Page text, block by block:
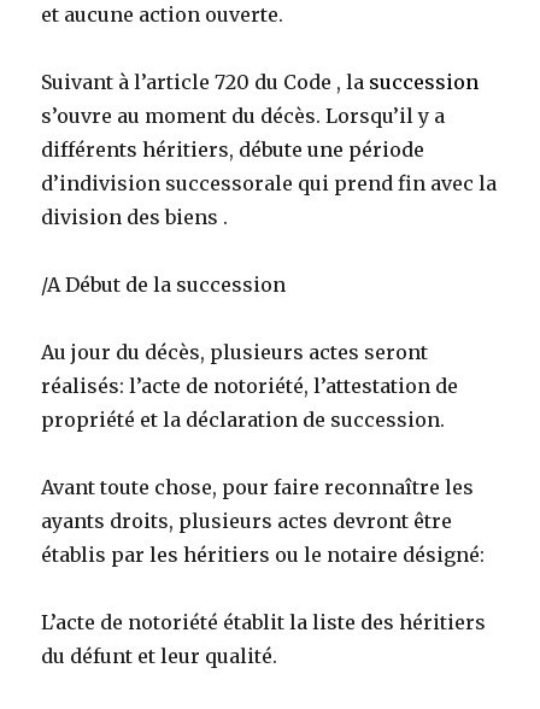
et aucune action ouverte.
Suivant à l’article 720 du Code , la succession
s’ouvre au moment du décès. Lorsqu’il y a
différents héritiers, débute une période
d’indivision successorale qui prend fin avec la
division des biens .
/A Début de la succession
Au jour du décès, plusieurs actes seront
réalisés: l’acte de notoriété, l’attestation de
propriété et la déclaration de succession.
Avant toute chose, pour faire reconnaître les
ayants droits, plusieurs actes devront être
établis par les héritiers ou le notaire désigné:
L’acte de notoriété établit la liste des héritiers
du défunt et leur qualité.